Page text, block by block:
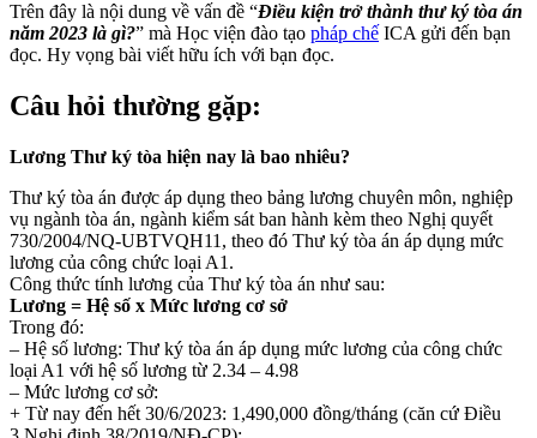
Trên đây là nội dung về vấn đề “Điều kiện trở thành thư ký tòa án
năm 2023 là gì?” mà Học viện đào tạo pháp chế ICA gửi đến bạn
đọc. Hy vọng bài viết hữu ích với bạn đọc.
Câu hỏi thường gặp:
Lương Thư ký tòa hiện nay là bao nhiêu?
Thư ký tòa án được áp dụng theo bảng lương chuyên môn, nghiệp
vụ ngành tòa án, ngành kiểm sát ban hành kèm theo Nghị quyết
730/2004/NQ-UBTVQH11, theo đó Thư ký tòa án áp dụng mức
lương của công chức loại A1.
Công thức tính lương của Thư ký tòa án như sau:
Lương = Hệ số x Mức lương cơ sở
Trong đó:
– Hệ số lương: Thư ký tòa án áp dụng mức lương của công chức
loại A1 với hệ số lương từ 2.34 – 4.98
– Mức lương cơ sở:
+ Từ nay đến hết 30/6/2023: 1,490,000 đồng/tháng (căn cứ Điều